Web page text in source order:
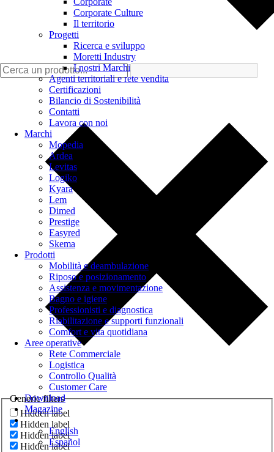
Generic filters
Hidden label
Hidden label
Hidden label
Hidden label
Corporate Culture
Il territorio
Progetti
Ricerca e sviluppo
Moretti Industry
I nostri Marchi
Agenti territoriali e rete vendita
Certificazioni
Bilancio di Sostenibilità
Contatti
Lavora con noi
Marchi
Mopedia
Ardea
Levitas
Logiko
Kyara
Lem
Dimed
Prestige
Easyred
Skema
Prodotti
Mobilità e deambulazione
Riposo e posizionamento
Assistenza e movimentazione
Bagno e igiene
Professionisti e diagnostica
Riabilitazione e supporti funzionali
Comfort e vita quotidiana
Aree operative
Rete Commerciale
Logistica
Controllo Qualità
Customer Care
Download
Magazine
English
Español